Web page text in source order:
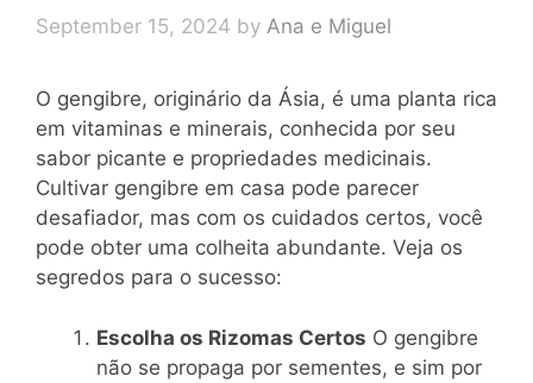
September 15, 2024 by Ana e Miguel
O gengibre, originário da Ásia, é uma planta rica
em vitaminas e minerais, conhecida por seu
sabor picante e propriedades medicinais.
Cultivar gengibre em casa pode parecer
desafiador, mas com os cuidados certos, você
pode obter uma colheita abundante. Veja os
segredos para o sucesso:
Escolha os Rizomas Certos O gengibre
não se propaga por sementes, e sim por